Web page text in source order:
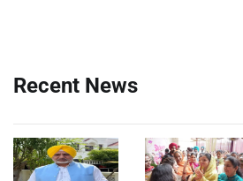
Recent News